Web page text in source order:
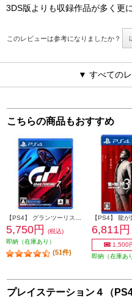
3DS版よりも収録作品が多く更
このレビューは参考になりましたか？
▼ すべての
こちらの商品もおすすめ
5,750円
(税込)
即納（在庫あり）
(51件)
6,811円
1,500
即納（在庫あ
プレイステーション４（